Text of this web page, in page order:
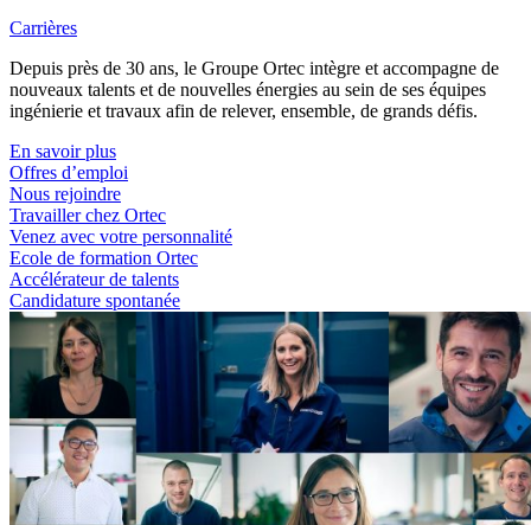
Carrières
Depuis près de 30 ans, le Groupe Ortec intègre et accompagne de
nouveaux talents et de nouvelles énergies au sein de ses équipes
ingénierie et travaux afin de relever, ensemble, de grands défis.
En savoir plus
Offres d’emploi
Nous rejoindre
Travailler chez Ortec
Venez avec votre personnalité
Ecole de formation Ortec
Accélérateur de talents
Candidature spontanée